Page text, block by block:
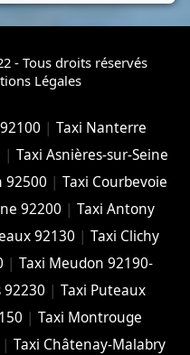
- Tous droits réservés
Légales
|Taxi Nanterre
| Taxi Asnières-sur-Seine
92500 |Taxi Courbevoie
92200 |Taxi Antony
92130 |Taxi Clichy
|Taxi Meudon 92190-
92230 | Taxi Puteaux
| Taxi Montrouge
| Taxi Châtenay-Malabry